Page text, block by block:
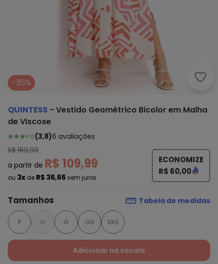
-35%
QUINTESS - Vestido Geométrico Bicolor em Malha
de Viscose
(3,8)6 avaliações
R$ 169,99
a partir de R$ 109,99
ou 3x de R$ 36,66 sem juros
ECONOMIZE
R$ 60,00
Tamanhos Tabela de medidas
P M G GG XXG
Adicionar na sacola